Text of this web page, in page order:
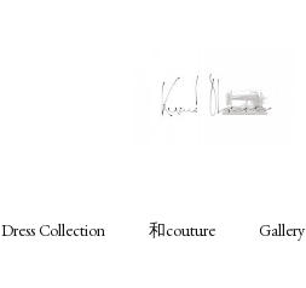
Dress Collection 和couture Gallery